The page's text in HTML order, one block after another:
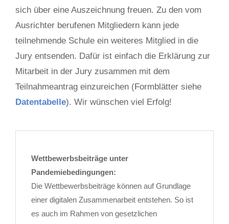
sich über eine Auszeichnung freuen. Zu den vom
Ausrichter berufenen Mitgliedern kann jede
teilnehmende Schule ein weiteres Mitglied in die
Jury entsenden. Dafür ist einfach die Erklärung zur
Mitarbeit in der Jury zusammen mit dem
Teilnahmeantrag einzureichen (Formblätter siehe
Datentabelle). Wir wünschen viel Erfolg!
Wettbewerbsbeiträge unter
Pandemiebedingungen:
Die Wettbewerbsbeiträge können auf Grundlage
einer digitalen Zusammenarbeit entstehen. So ist
es auch im Rahmen von gesetzlichen